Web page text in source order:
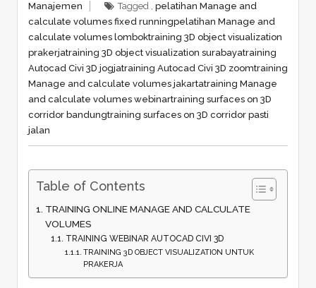
Manajemen
Tagged , pelatihan Manage and
calculate volumes fixed runningpelatihan Manage and
calculate volumes lomboktraining 3D object visualization
prakerjatraining 3D object visualization surabayatraining
Autocad Civi 3D jogjatraining Autocad Civi 3D zoomtraining
Manage and calculate volumes jakartatraining Manage
and calculate volumes webinartraining surfaces on 3D
corridor bandungtraining surfaces on 3D corridor pasti
jalan
Table of Contents
TRAINING ONLINE MANAGE AND CALCULATE
VOLUMES
TRAINING WEBINAR AUTOCAD CIVI 3D
TRAINING 3D OBJECT VISUALIZATION UNTUK
PRAKERJA